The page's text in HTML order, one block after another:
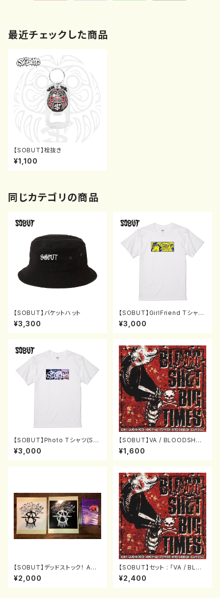
最近チェックした商品
【SOBUT】栓抜き
¥1,100
同じカテゴリの商品
【SOBUT】バケットハット
¥3,300
【SOBUT】GirlFriend Tシャツ
(S〜XL)
¥3,000
【SOBUT】Photo Tシャツ(S〜
XL)
¥3,000
【SOBUT】VA / BLOODSHOT
BIG TIME [LP]
¥1,600
【SOBUT】デッドストック！ ANT
I SOCIALステッカー&リストバ
ンド
¥2,000
【SOBUT】セット : 「VA / BLO
ODSHOT BIG TIME」 & 「SO
BUT / PUNK THIS TOWN」
¥2,400